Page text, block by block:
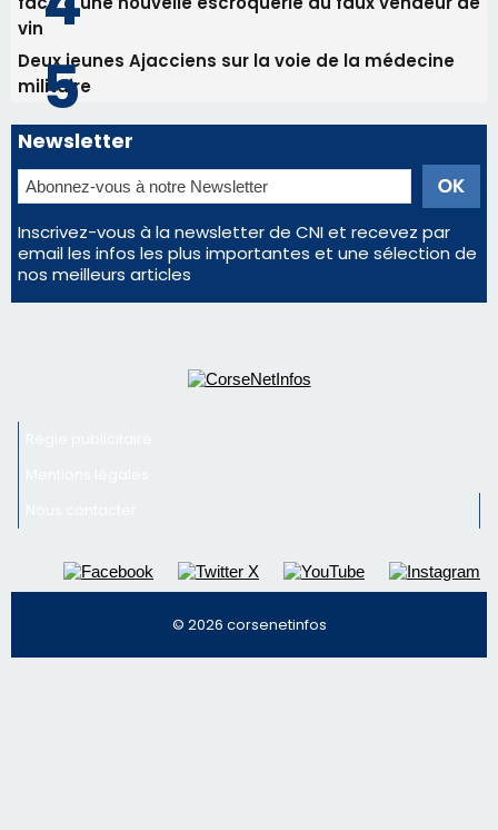
vin
Deux jeunes Ajacciens sur la voie de la médecine
militaire
Newsletter
Inscrivez-vous à la newsletter de CNI et recevez par
email les infos les plus importantes et une sélection de
nos meilleurs articles
© 2026 corsenetinfos